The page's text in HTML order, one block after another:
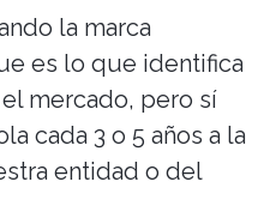
la marca
es lo que identifica
mercado, pero sí
cada 3 o 5 años a la
entidad o del